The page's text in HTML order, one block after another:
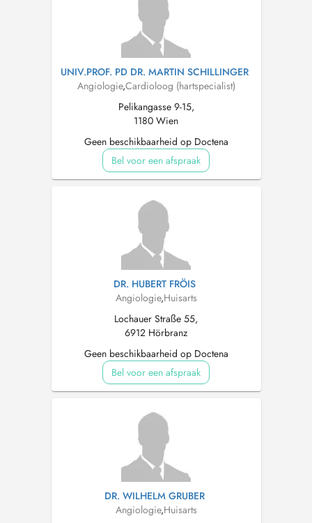
UNIV.PROF. PD DR. MARTIN SCHILLINGER
Angiologie,Cardioloog (hartspecialist)
Pelikangasse 9-15,
1180 Wien
Geen beschikbaarheid op Doctena
Bel voor een afspraak
DR. HUBERT FRÖIS
Angiologie,Huisarts
Lochauer Straße 55,
6912 Hörbranz
Geen beschikbaarheid op Doctena
Bel voor een afspraak
DR. WILHELM GRUBER
Angiologie,Huisarts